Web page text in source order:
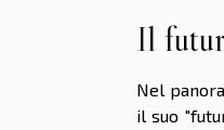
Il
Nel
il suo